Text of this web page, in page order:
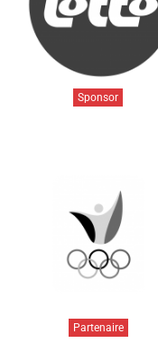
Sponsor
Partenaire